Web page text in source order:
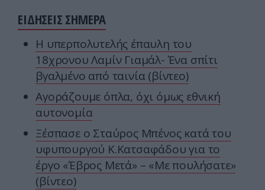
ΕΙΔΗΣΕΙΣ ΣΗΜΕΡΑ
Η υπερπολυτελής έπαυλη του
18χρονου Λαμίν Γιαμάλ- Ένα σπίτι
βγαλμένο από ταινία (βίντεο)
Αγοράζουμε όπλα, όχι όμως εθνική
αυτονομία
Ξέσπασε ο Σταύρος Μπένος κατά του
υφυπουργού Κ.Κατσαφάδου για το
έργο «Έβρος Μετά» – «Με πουλήσατε»
(βίντεο)